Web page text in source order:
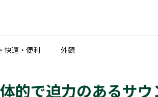
快適・便利 外観
的で迫力のあるサウ